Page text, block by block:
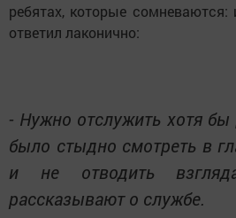
ребятах, которые сомневаются:
ответил лаконично:
- Нужно отслужить хотя бы
было стыдно смотреть в
и не отводить
рассказывают о службе.